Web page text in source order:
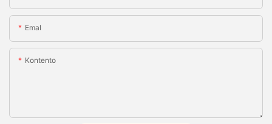
Emal
Kontento